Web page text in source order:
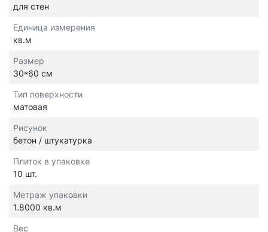
для стен
Единица измерения
кв.м
Размер
30*60 см
Тип поверхности
матовая
Рисунок
бетон / штукатурка
Плиток в упаковке
10 шт.
Метраж упаковки
1.8000 кв.м
Вес